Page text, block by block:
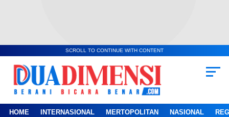
SCROLL TO CONTINUE WITH CONTENT
HOME INTERNASIONAL MERTOPOLITAN NASIONAL